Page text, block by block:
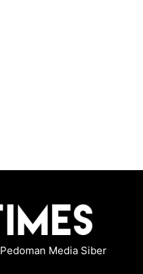
Pedoman Media Siber